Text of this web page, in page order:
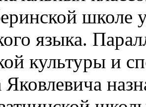
школе
языка.
культуры и